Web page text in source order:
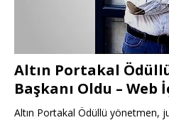
Altın Portakal
Başkanı Oldu – Web
Altın Portakal Ödüllü yönetmen,